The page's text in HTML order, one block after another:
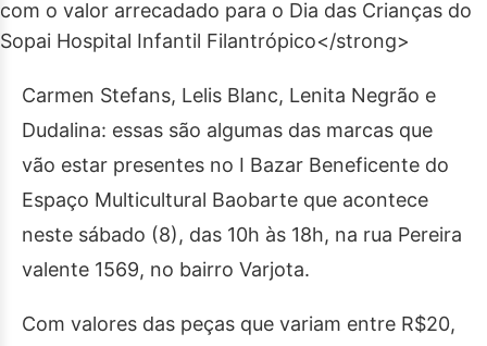
Carmen Stefans, Lelis Blanc, Lenita Negrão e
Dudalina: essas são algumas das marcas que
vão estar presentes no I Bazar Beneficente do
Espaço Multicultural Baobarte que acontece
neste sábado (8), das 10h às 18h, na rua Pereira
valente 1569, no bairro Varjota.
Com valores das peças que variam entre R$20,